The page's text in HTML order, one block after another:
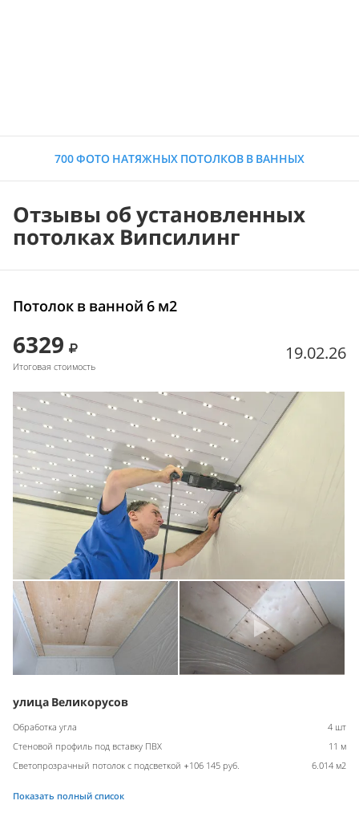
700 ФОТО НАТЯЖНЫХ ПОТОЛКОВ В ВАННЫХ
Отзывы об установленных
потолках Випсилинг
Потолок в ванной 6 м2
6329
Итоговая стоимость
19.02.26
улица Великорусов
Обработка угла
4 шт
Стеновой профиль под вставку ПВХ
11 м
Светопрозрачный потолок с подсветкой +106 145 руб.
6.014 м2
Показать полный список